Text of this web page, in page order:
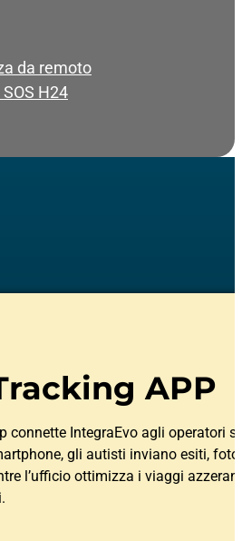
da remoto
H24
APP
connette IntegraEvo agli operatori
gli autisti inviano esiti, foto
l’ufficio ottimizza i viaggi